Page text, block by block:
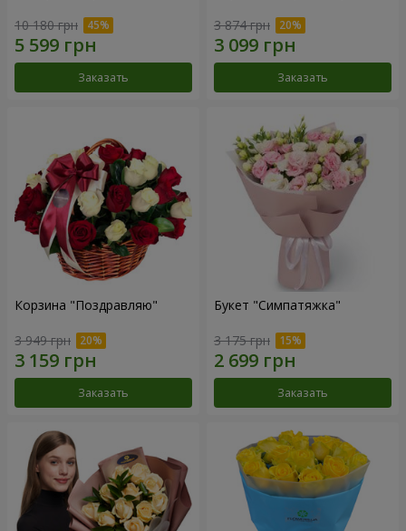
10 180 грн
Заказать
3 874 грн
Заказать
Корзина "Поздравляю"
3 949 грн
Заказать
Букет "Симпатяжка"
3 175 грн
Заказать